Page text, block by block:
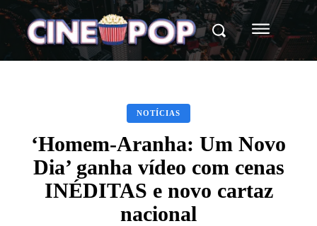
NOTÍCIAS
‘Homem-Aranha: Um Novo
Dia’ ganha vídeo com cenas
INÉDITAS e novo cartaz
nacional